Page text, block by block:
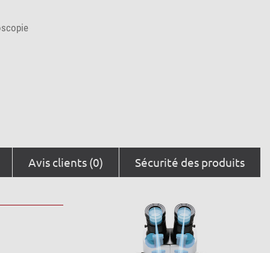
Avis clients (0) Sécurité des produits